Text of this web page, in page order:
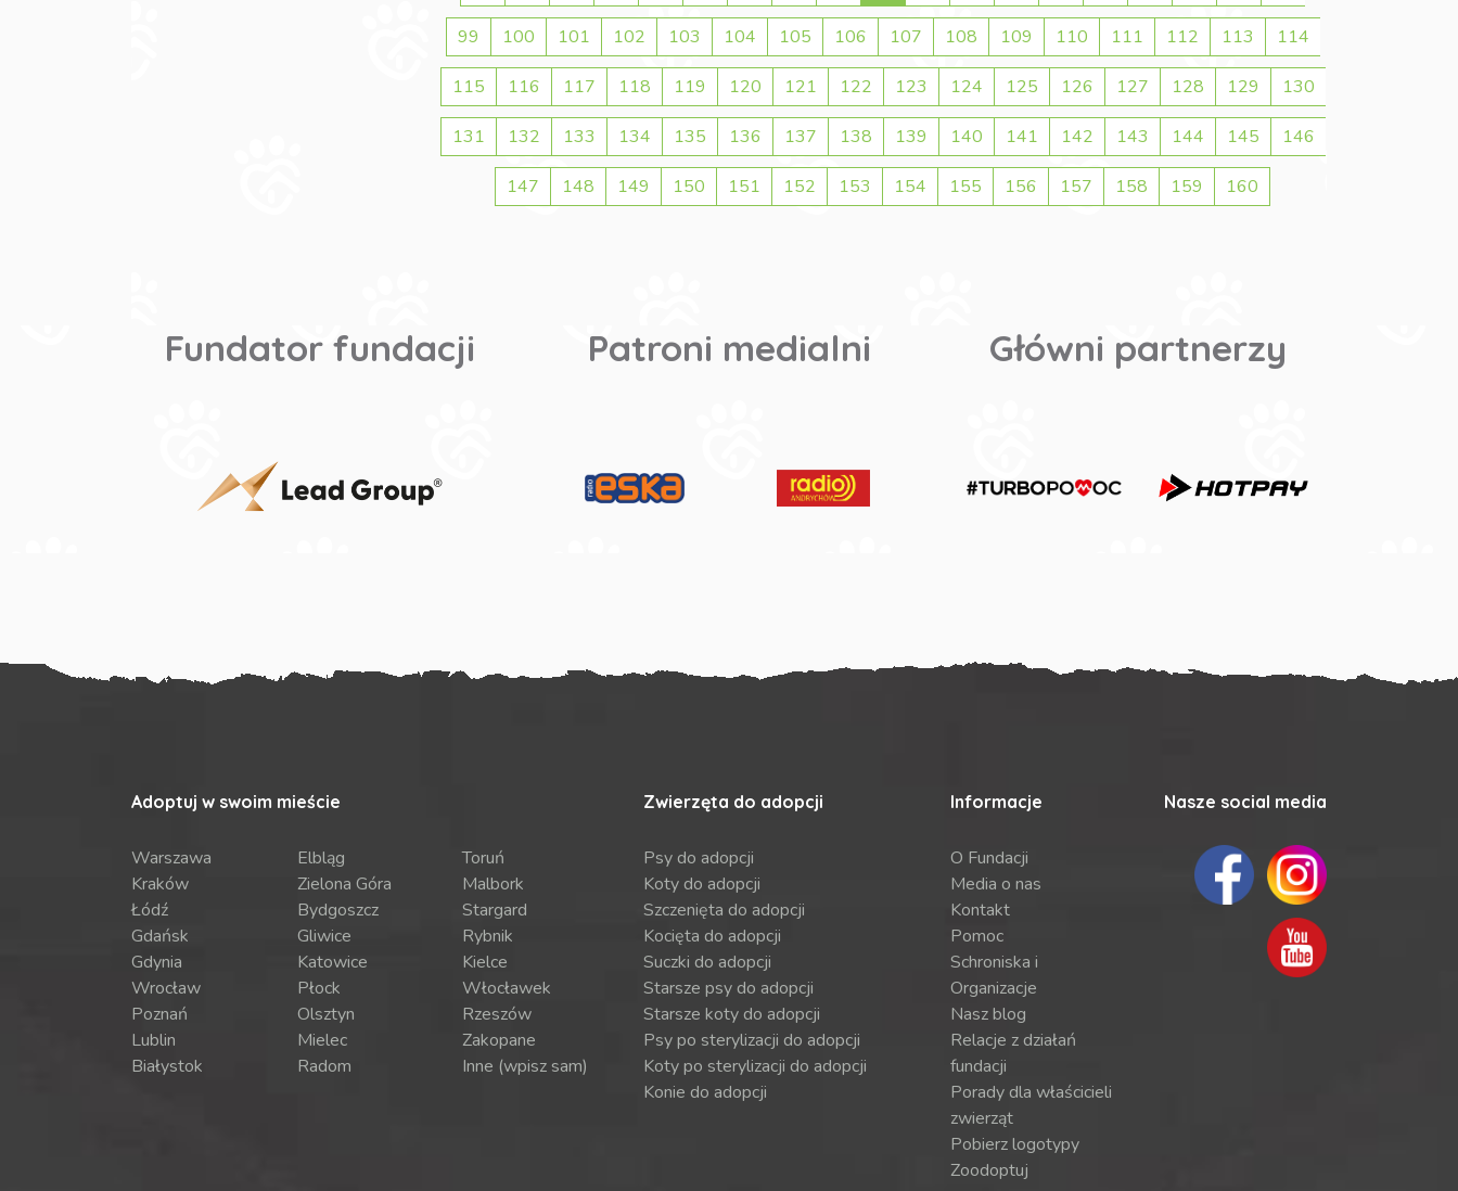
99 100 101 102 103 104 105 106 107 108 109 110 111 112 113 114
115 116 117 118 119 120 121 122 123 124 125 126 127 128 129 130
131 132 133 134 135 136 137 138 139 140 141 142 143 144 145 146
147 148 149 150 151 152 153 154 155 156 157 158 159 160
Fundator fundacji Patroni medialni Główni partnerzy
Adoptuj w swoim mieście
Warszawa
Kraków
Łódź
Gdańsk
Gdynia
Wrocław
Poznań
Lublin
Białystok
Elbląg
Zielona Góra
Bydgoszcz
Gliwice
Katowice
Płock
Olsztyn
Mielec
Radom
Toruń
Malbork
Stargard
Rybnik
Kielce
Włocławek
Rzeszów
Zakopane
Inne (wpisz sam)
Zwierzęta do adopcji
Psy do adopcji
Koty do adopcji
Szczenięta do adopcji
Kocięta do adopcji
Suczki do adopcji
Starsze psy do adopcji
Starsze koty do adopcji
Psy po sterylizacji do adopcji
Koty po sterylizacji do adopcji
Konie do adopcji
Informacje
O Fundacji
Media o nas
Kontakt
Pomoc
Schroniska i
Organizacje
Nasz blog
Relacje z działań
fundacji
Porady dla właścicieli
zwierząt
Pobierz logotypy
Zoodoptuj
Nasze social media